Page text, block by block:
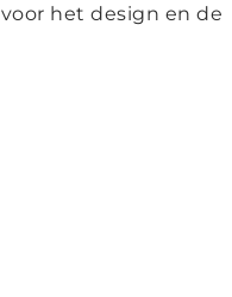
het design en de